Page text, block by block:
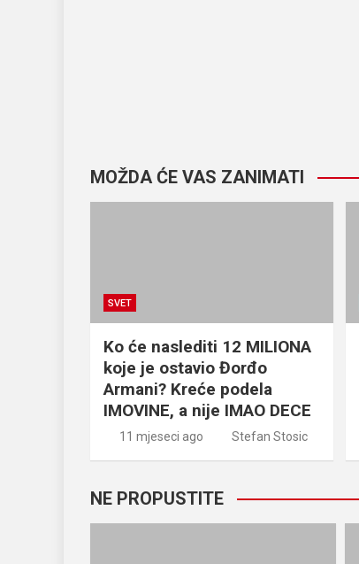
MOŽDA ĆE VAS ZANIMATI
SVET
Ko će naslediti 12 MILIONA
koje je ostavio Đorđo
Armani? Kreće podela
IMOVINE, a nije IMAO DECE
11 mjeseci ago Stefan Stosic
NE PROPUSTITE